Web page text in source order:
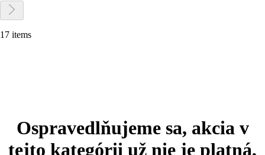
17 items
Ospravedlňujeme sa, akcia v
tejto kategórii už nie je platná,